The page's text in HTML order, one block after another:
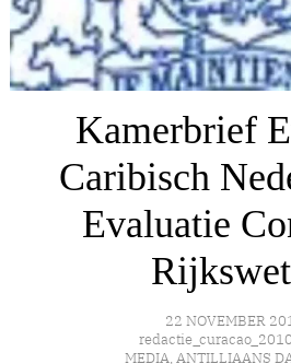
Kamerbrief
Caribisch
Evaluatie
22 NOVEMBER
MEDIA, ANTILLIAANS